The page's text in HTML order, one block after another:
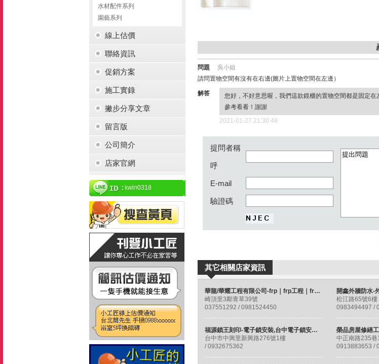
水材配件系列
園藝系列
線上估價
聯絡資訊
促銷方案
施工實錄
撇步分享文章
留言版
公司簡介
店家官網
kwin0318
問題 吳小姐
請問置物空間有沒有在右邊(圖片上置物空間在左邊）
解答
您好，不好意思喔，我們這款鏡櫃的置物空間都是固定
參考看看！謝謝
2021-01-27 21:30:48
提問者稱
呼
E-mail
驗證碼
其它相關店家資訊
華龍/華耀工程有限公司-frp｜frp工程｜frp施工｜frp防水工程｜frp防漏工程
崎頂里3鄰青草39號
037551292 / 0981524450
松江路65號6樓
0983494497 /
福源鎖王刻印-電子鎖安裝,台中電子鎖安裝,清水電子鎖安裝
台中市中興里新興路276號1樓
/ 0932675362
中正南路235巷
0913883653 /